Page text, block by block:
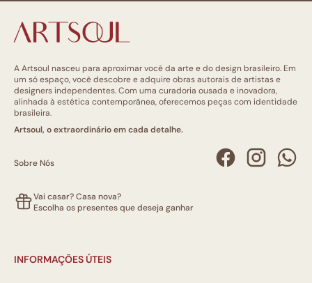
A Artsoul nasceu para aproximar você da arte e do design brasileiro. Em
um só espaço, você descobre e adquire obras autorais de artistas e
designers independentes. Com uma curadoria ousada e inovadora,
alinhada à estética contemporânea, oferecemos peças com identidade
brasileira.
Artsoul, o extraordinário em cada detalhe.
Sobre Nós
Vai casar? Casa nova?
Escolha os presentes que deseja ganhar
INFORMAÇÕES ÚTEIS